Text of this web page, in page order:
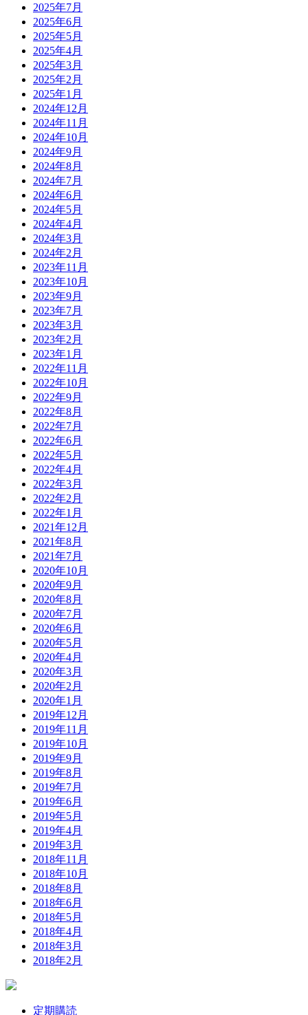
2025年7月
2025年6月
2025年5月
2025年4月
2025年3月
2025年2月
2025年1月
2024年12月
2024年11月
2024年10月
2024年9月
2024年8月
2024年7月
2024年6月
2024年5月
2024年4月
2024年3月
2024年2月
2023年11月
2023年10月
2023年9月
2023年7月
2023年3月
2023年2月
2023年1月
2022年11月
2022年10月
2022年9月
2022年8月
2022年7月
2022年6月
2022年5月
2022年4月
2022年3月
2022年2月
2022年1月
2021年12月
2021年8月
2021年7月
2020年10月
2020年9月
2020年8月
2020年7月
2020年6月
2020年5月
2020年4月
2020年3月
2020年2月
2020年1月
2019年12月
2019年11月
2019年10月
2019年9月
2019年8月
2019年7月
2019年6月
2019年5月
2019年4月
2019年3月
2018年11月
2018年10月
2018年8月
2018年6月
2018年5月
2018年4月
2018年3月
2018年2月
定期購読